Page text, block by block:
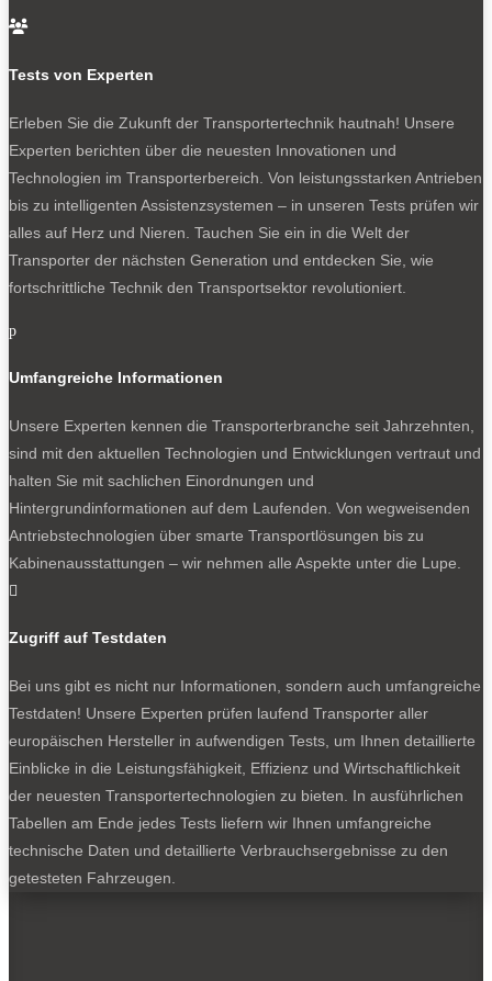

Tests von Experten
Erleben Sie die Zukunft der Transportertechnik hautnah! Unsere
Experten berichten über die neuesten Innovationen und
Technologien im Transporterbereich. Von leistungsstarken Antrieben
bis zu intelligenten Assistenzsystemen – in unseren Tests prüfen wir
alles auf Herz und Nieren. Tauchen Sie ein in die Welt der
Transporter der nächsten Generation und entdecken Sie, wie
fortschrittliche Technik den Transportsektor revolutioniert.
p
Umfangreiche Informationen
Unsere Experten kennen die Transporterbranche seit Jahrzehnten,
sind mit den aktuellen Technologien und Entwicklungen vertraut und
halten Sie mit sachlichen Einordnungen und
Hintergrundinformationen auf dem Laufenden. Von wegweisenden
Antriebstechnologien über smarte Transportlösungen bis zu
Kabinenausstattungen – wir nehmen alle Aspekte unter die Lupe.

Zugriff auf Testdaten
Bei uns gibt es nicht nur Informationen, sondern auch umfangreiche
Testdaten! Unsere Experten prüfen laufend Transporter aller
europäischen Hersteller in aufwendigen Tests, um Ihnen detaillierte
Einblicke in die Leistungsfähigkeit, Effizienz und Wirtschaftlichkeit
der neuesten Transportertechnologien zu bieten. In ausführlichen
Tabellen am Ende jedes Tests liefern wir Ihnen umfangreiche
technische Daten und detaillierte Verbrauchsergebnisse zu den
getesteten Fahrzeugen.